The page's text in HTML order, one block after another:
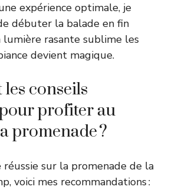
expérience optimale, je
débuter la balade en fin
lumière rasante sublime les
devient magique.
les conseils
profiter au
promenade ?
sur la promenade de la
voici mes recommandations :